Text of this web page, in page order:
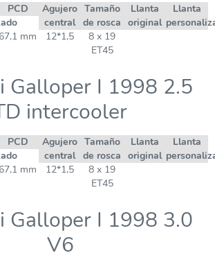
PCD
Agujero
central
Tamaño
de rosca
Llanta
original
Llanta
67,1 mm 12*1,5
8 x 19
ET45
Galloper I 1998 2.5
intercooler
PCD
Agujero
central
Tamaño
de rosca
Llanta
original
Llanta
67,1 mm 12*1,5
8 x 19
ET45
Galloper I 1998 3.0
V6